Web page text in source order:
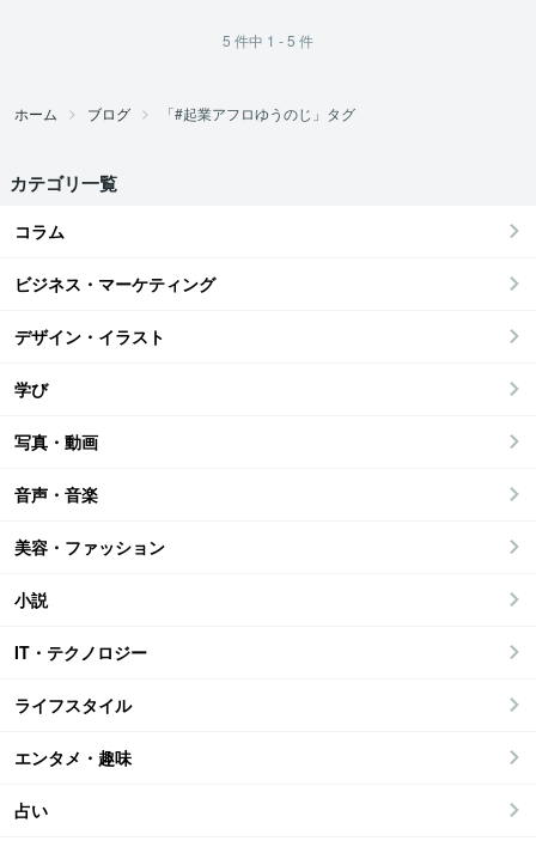
5 件中 1 - 5 件
ホーム ブログ 「#起業アフロゆうのじ」タグ
カテゴリ一覧
コラム
ビジネス・マーケティング
デザイン・イラスト
学び
写真・動画
音声・音楽
美容・ファッション
小説
IT・テクノロジー
ライフスタイル
エンタメ・趣味
占い